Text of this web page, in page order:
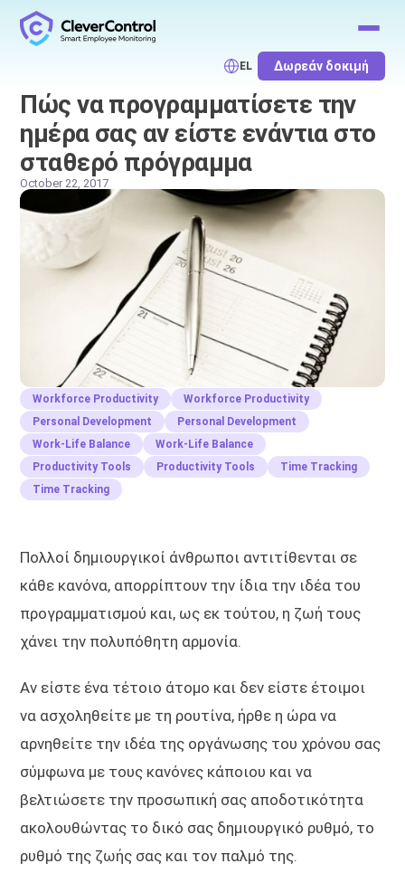
EL Δωρεάν δοκιμή
Πώς να προγραμματίσετε την
ημέρα σας αν είστε ενάντια στο
σταθερό πρόγραμμα
October 22, 2017
Workforce Productivity
Workforce Productivity
Personal Development
Personal Development
Work-Life Balance
Work-Life Balance
Productivity Tools
Productivity Tools
Time Tracking
Time Tracking
Πολλοί δημιουργικοί άνθρωποι αντιτίθενται σε
κάθε κανόνα, απορρίπτουν την ίδια την ιδέα του
προγραμματισμού και, ως εκ τούτου, η ζωή τους
χάνει την πολυπόθητη αρμονία.
Αν είστε ένα τέτοιο άτομο και δεν είστε έτοιμοι
να ασχοληθείτε με τη ρουτίνα, ήρθε η ώρα να
αρνηθείτε την ιδέα της οργάνωσης του χρόνου σας
σύμφωνα με τους κανόνες κάποιου και να
βελτιώσετε την προσωπική σας αποδοτικότητα
ακολουθώντας το δικό σας δημιουργικό ρυθμό, το
ρυθμό της ζωής σας και τον παλμό της.